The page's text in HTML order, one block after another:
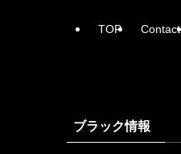
TOP Contact
ブラック情報